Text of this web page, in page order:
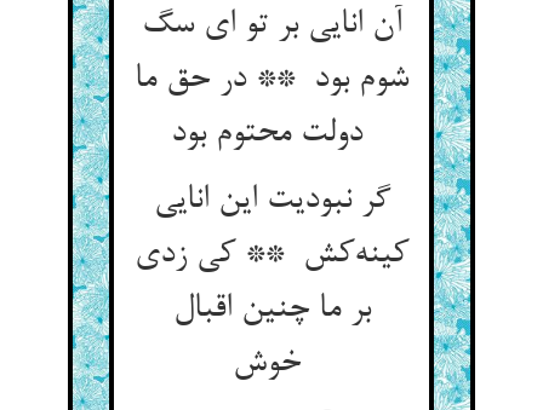
آن انایی بر تو ای سگ
شوم بود ** در حق ما
دولت محتوم بود
گر نبودیت این انایی
کینه‌کش ** کی زدی
بر ما چنین اقبال